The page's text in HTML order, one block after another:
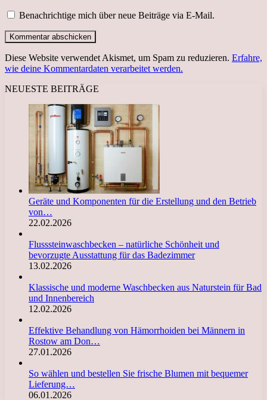
Benachrichtige mich über neue Beiträge via E-Mail.
Diese Website verwendet Akismet, um Spam zu reduzieren. Erfahre,
wie deine Kommentardaten verarbeitet werden.
NEUESTE BEITRÄGE
Geräte und Komponenten für die Erstellung und den Betrieb
von…
22.02.2026
Flusssteinwaschbecken – natürliche Schönheit und
bevorzugte Ausstattung für das Badezimmer
13.02.2026
Klassische und moderne Waschbecken aus Naturstein für Bad
und Innenbereich
12.02.2026
Effektive Behandlung von Hämorrhoiden bei Männern in
Rostow am Don…
27.01.2026
So wählen und bestellen Sie frische Blumen mit bequemer
Lieferung…
06.01.2026